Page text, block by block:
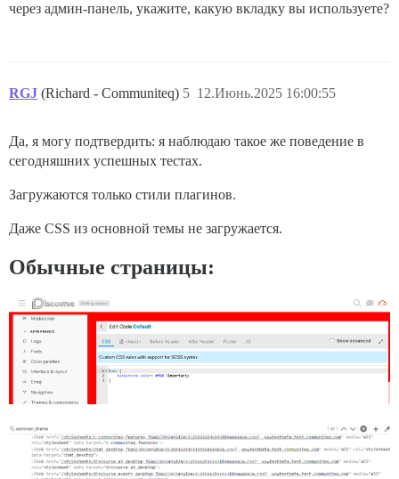
через админ-панель, укажите, какую вкладку вы используете?
RGJ (Richard - Communiteq) 12.Июнь.2025 16:00:55
5
Да, я могу подтвердить: я наблюдаю такое же поведение в
сегодняшних успешных тестах.
Загружаются только стили плагинов.
Даже CSS из основной темы не загружается.
Обычные страницы: